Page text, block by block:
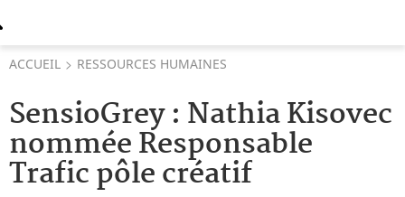
ACCUEIL RESSOURCES HUMAINES
SensioGrey : Nathia Kisovec
nommée Responsable
Trafic pôle créatif